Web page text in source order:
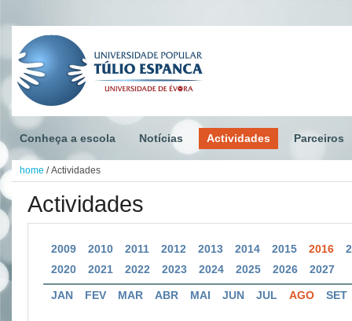
Conheça a escola Notícias Actividades Parceiros
home / Actividades
Actividades
2009 2010 2011 2012 2013 2014 2015 2016
2020
2021 2022 2023 2024 2025 2026 2027
JAN FEV MAR ABR MAI JUN JUL AGO SET